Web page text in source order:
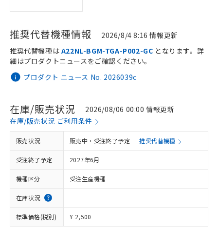
推奨代替機種情報 2026/8/4 8:16 情報更新
プロダクト ニュース No. 2026039c
推奨代替機種は A22NL-BGM-TGA-P002-GC となります。詳
細はプロダクトニュースをご確認ください。
在庫/販売状況
2026/08/06 00:00 情報更新
在庫/販売状況 ご利用条件
販売状況 販売中・受注終了予定 推奨代替機種
受注終了予定 2027年6月
機種区分 受注生産機種
在庫状況
標準価格(税別) ¥ 2,500